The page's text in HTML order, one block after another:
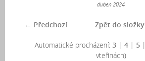
duben 2024
← Předchozí Zpět do složky
Automatické procházení: 3 | 4 | 5 |
vteřinách)